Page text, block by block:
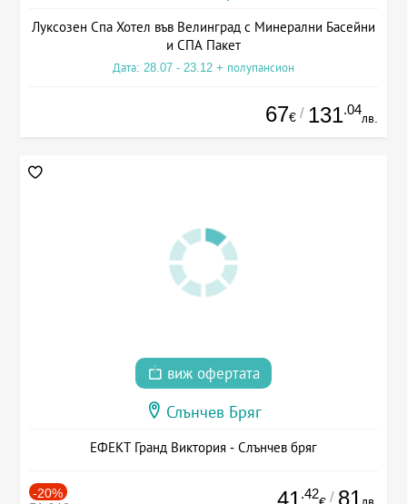
Луксозен Спа Хотел във Велинград с Минерални Басейни
и СПА Пакет
Дата: 28.07 - 23.12 + полупансион
67€ / 131.04
лв.
виж офертата
Слънчев Бряг
ЕФЕКТ Гранд Виктория - Слънчев бряг
-20% 41 .42 / 81